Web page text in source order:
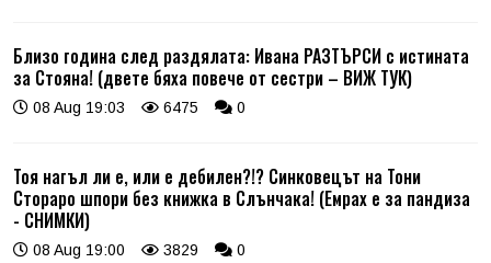
Близо година след раздялата: Ивана РАЗТЪРСИ с истината
за Стояна! (двете бяха повече от сестри – ВИЖ ТУК)
08 Aug 19:03 6475 0
Тоя нагъл ли е, или е дебилен?!? Синковецът на Тони
Стораро шпори без книжка в Слънчака! (Емрах е за пандиза
- СНИМКИ)
08 Aug 19:00 3829 0